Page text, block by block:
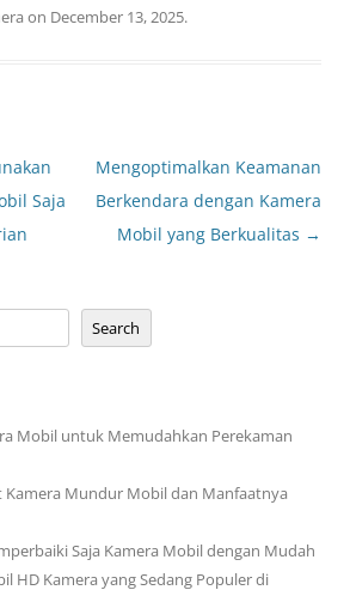
on December 13, 2025.
Saja
Mengoptimalkan Keamanan
Berkendara dengan Kamera
Mobil yang Berkualitas →
Search
Mobil untuk Memudahkan Perekaman
Kamera Mundur Mobil dan Manfaatnya
Saja Kamera Mobil dengan Mudah
HD Kamera yang Sedang Populer di